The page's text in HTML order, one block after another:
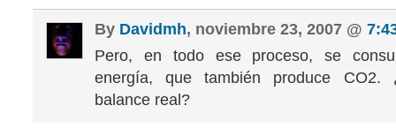
By Davidmh, noviembre 23, 2007 @
Pero, en todo ese proceso, se
energía, que también produce
balance real?